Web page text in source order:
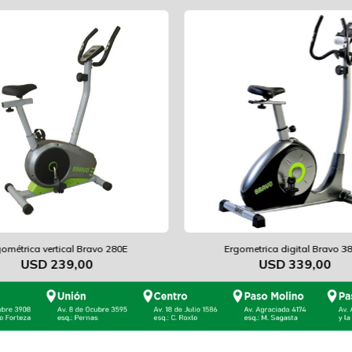
vertical Bravo 280E
USD 239,00
Ergometrica digital Bravo
USD 339,00